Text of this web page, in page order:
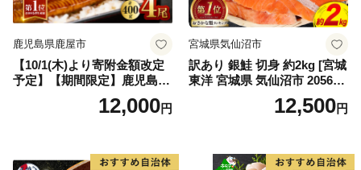
鹿児島県鹿屋市
【10/1(木)より寄附金額改定
予定】【期間限定】鹿児島県
大隅産うなぎ蒲焼4尾（400
g） KN007-02312,000円
宮城県気仙沼市
訳あり 銀鮭 切身 約2kg [宮城
東洋 宮城県 気仙沼市 205649
91] 鮭 魚介類 海鮮 訳アリ 規
格外 不揃い さけ サケ 鮭切身
切り身 魚 わけあり
12,500円